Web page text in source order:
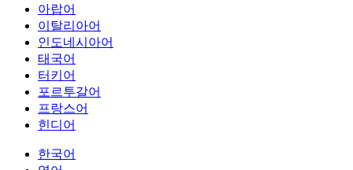
아랍어
이탈리아어
인도네시아어
태국어
터키어
포르투갈어
프랑스어
힌디어
한국어